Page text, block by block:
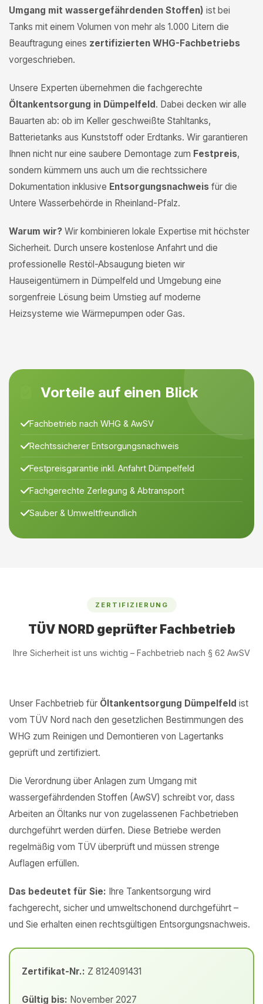
Umgang mit wassergefährdenden Stoffen) ist bei
Tanks mit einem Volumen von mehr als 1.000 Litern die
Beauftragung eines zertifizierten WHG-Fachbetriebs
vorgeschrieben.
Unsere Experten übernehmen die fachgerechte
Öltankentsorgung in Dümpelfeld. Dabei decken wir alle
Bauarten ab: ob im Keller geschweißte Stahltanks,
Batterietanks aus Kunststoff oder Erdtanks. Wir garantieren
Ihnen nicht nur eine saubere Demontage zum Festpreis,
sondern kümmern uns auch um die rechtssichere
Dokumentation inklusive Entsorgungsnachweis für die
Untere Wasserbehörde in Rheinland-Pfalz.
Warum wir? Wir kombinieren lokale Expertise mit höchster
Sicherheit. Durch unsere kostenlose Anfahrt und die
professionelle Restöl-Absaugung bieten wir
Hauseigentümern in Dümpelfeld und Umgebung eine
sorgenfreie Lösung beim Umstieg auf moderne
Heizsysteme wie Wärmepumpen oder Gas.
Vorteile auf einen Blick
Fachbetrieb nach WHG & AwSV
Rechtssicherer Entsorgungsnachweis
Festpreisgarantie inkl. Anfahrt Dümpelfeld
Fachgerechte Zerlegung & Abtransport
Sauber & Umweltfreundlich
ZERTIFIZIERUNG
TÜV NORD geprüfter Fachbetrieb
Ihre Sicherheit ist uns wichtig – Fachbetrieb nach § 62 AwSV
Unser Fachbetrieb für Öltankentsorgung Dümpelfeld ist
vom TÜV Nord nach den gesetzlichen Bestimmungen des
WHG zum Reinigen und Demontieren von Lagertanks
geprüft und zertifiziert.
Die Verordnung über Anlagen zum Umgang mit
wassergefährdenden Stoffen (AwSV) schreibt vor, dass
Arbeiten an Öltanks nur von zugelassenen Fachbetrieben
durchgeführt werden dürfen. Diese Betriebe werden
regelmäßig vom TÜV überprüft und müssen strenge
Auflagen erfüllen.
Das bedeutet für Sie: Ihre Tankentsorgung wird
fachgerecht, sicher und umweltschonend durchgeführt –
und Sie erhalten einen rechtsgültigen Entsorgungsnachweis.
Zertifikat-Nr.: Z 8124091431
Gültig bis: November 2027